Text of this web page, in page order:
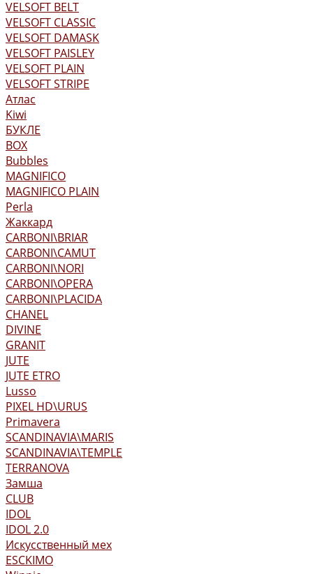
VELSOFT BELT
VELSOFT CLASSIC
VELSOFT DAMASK
VELSOFT PAISLEY
VELSOFT PLAIN
VELSOFT STRIPE
Атлас
Kiwi
БУКЛЕ
BOX
Bubbles
MAGNIFICO
MAGNIFICO PLAIN
Perla
Жаккард
CARBONI\BRIAR
CARBONI\CAMUT
CARBONI\NORI
CARBONI\OPERA
CARBONI\PLACIDA
CHANEL
DIVINE
GRANIT
JUTE
JUTE ETRO
Lusso
PIXEL HD\URUS
Primavera
SCANDINAVIA\MARIS
SCANDINAVIA\TEMPLE
TERRANOVA
Замша
CLUB
IDOL
IDOL 2.0
Искусственный мех
ESCKIMO